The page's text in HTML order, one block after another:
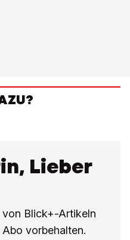
Lieber
von Blick+-Artikeln
vorbehalten.